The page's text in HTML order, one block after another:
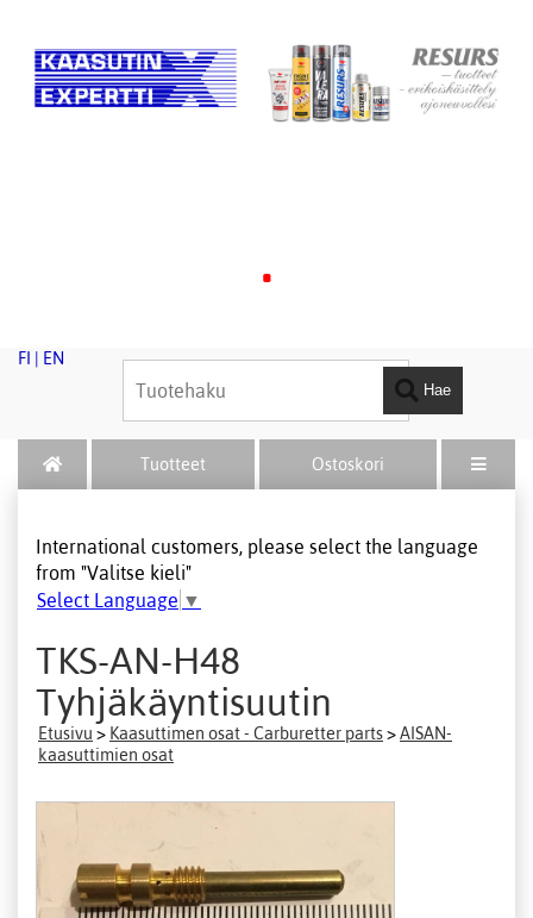
.
FI EN
Hae
Tuotteet Ostoskori
International customers, please select the language
from "Valitse kieli"
Select Language ▼
TKS-AN-H48
Tyhjäkäyntisuutin
Etusivu > Kaasuttimen osat - Carburetter parts>AISAN-
kaasuttimien osat